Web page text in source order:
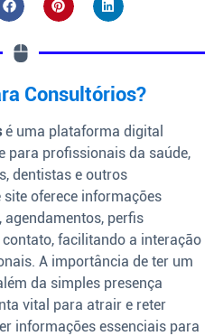
Consultórios?
é uma plataforma digital
para profissionais da saúde,
dentistas e outros
oferece informações
agendamentos, perfis
facilitando a interação
A importância de ter um
da simples presença
vital para atrair e reter
informações essenciais para